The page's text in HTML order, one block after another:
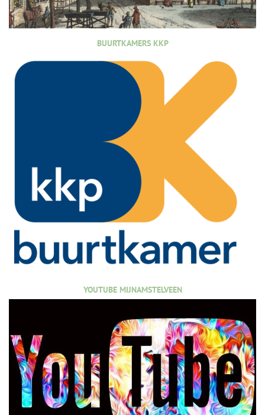
BUURTKAMERS KKP
YOUTUBE MIJNAMSTELVEEN